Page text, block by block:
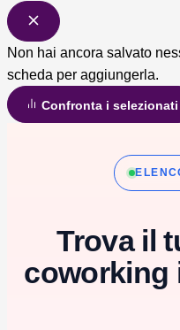
Non hai ancora salvato
scheda per aggiungerla.
Confronta i selezionati
Trova il
coworking